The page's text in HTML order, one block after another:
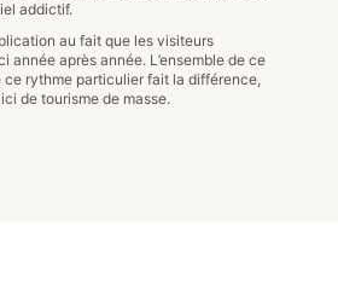
addictif.
au fait que les visiteurs
année après année. L’ensemble de ce
rythme particulier fait la différence,
de tourisme de masse.